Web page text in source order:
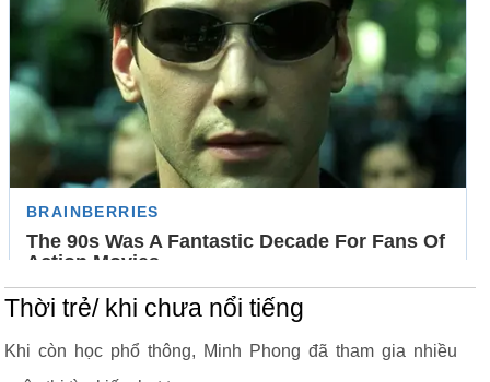
Thời trẻ/ khi chưa nổi tiếng
Khi còn học phổ thông, Minh Phong đã tham gia nhiều